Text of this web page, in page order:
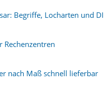
Begriffe, Locharten und
Rechenzentren
nach Maß schnell lieferbar